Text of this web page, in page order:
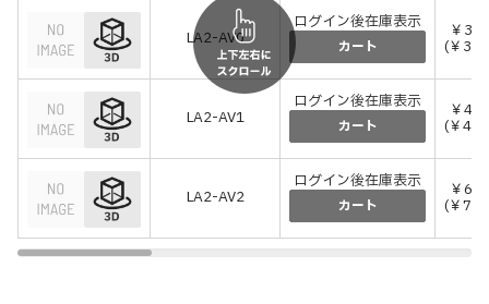
LA2-AV0
ログイン後在庫表示
カート
￥
(￥
LA2-AV1
ログイン後在庫表示
カート
￥
(￥
LA2-AV2
ログイン後在庫表示
カート
￥
(￥